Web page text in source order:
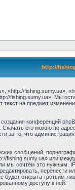
http://
fishing.sumy.ua»,
fishing.sumy.ua». Мы
на предмет
конференций
его можно по
за то, что
сообщений,
fishing.sumy.ua» или
мы сочтём это нужным.
открыта третьим
доступу к ней.